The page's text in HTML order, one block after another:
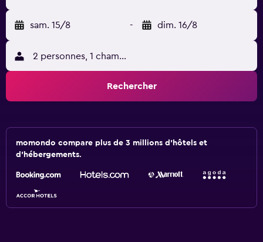
sam. 15/8 - dim. 16/8
2 personnes, 1 chambre
Rechercher
momondo compare plus de 3 millions d'hôtels et
d'hébergements.